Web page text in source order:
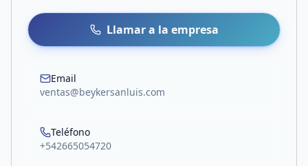
Llamar a la empresa
Email
ventas@beykersanluis.com
Teléfono
+542665054720